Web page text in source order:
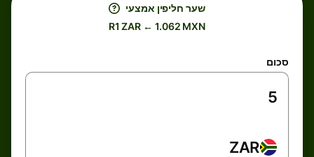
שער חליפין אמצעי
R1 ZAR ← 1.062 MXN
סכום
ZAR